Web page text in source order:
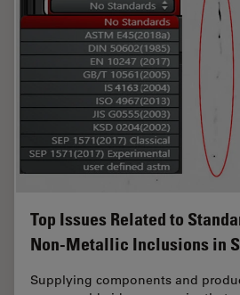
Top Issues Related to
Non-Metallic Inclusions in
Supplying components and